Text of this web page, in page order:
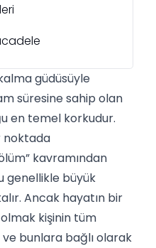
güdüsüyle
süresine sahip olan
en temel korkudur.
noktada
kavramından
genellikle büyük
Ancak hayatın bir
kişinin tüm
ve bunlara bağlı olarak